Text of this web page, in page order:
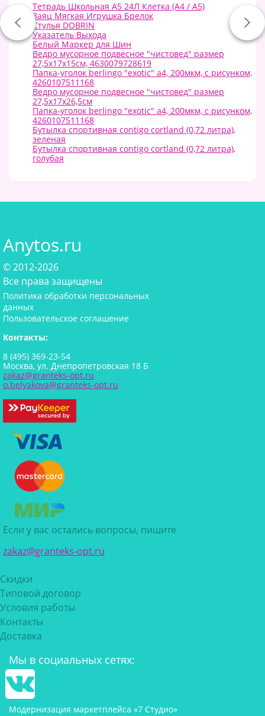
Тетрадь Школьная А5 24Л Клетка (A4 / А5)
Заяц Мягкая Игрушка Брелок
Стулья DOBRIN
Указатель Выхода
Белый Маркер для Шин
Ведро мусорное подвесное "чистовед" размер
27,5х17х15см, 4630079728619
Папка-уголок berlingo "exotic" а4, 200мкм, с рисунком,
4260107511168
Ведро мусорное подвесное "чистовед" размер
27,5х17х26,5см
Папка-уголок berlingo "exotic" а4, 200мкм, с рисунком,
4260107511168
Бутылка спортивная contigo cortland (0,72 литра),
зеленая
Бутылка спортивная contigo cortland (0,72 литра),
голубая
Anytos.ru
© 2012-2026
Все права защищены
Политика обработки персональных
данных
Пользовательское соглашение
Контакты:
8 (495) 369-23-54
Москва, ул. Днепропетровская 18 Б
zakaz@granteks-opt.ru
o.belyakova@granteks-opt.ru
Если у вас остались вопросы, пишите
zakaz@granteks-opt.ru
Скидки
Типовой договор
Условия работы
Контакты
Доставка
Мы в социальных сетях:
Модернизация маркетплейса «7 Студио»